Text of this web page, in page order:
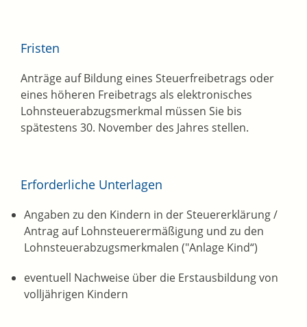
Fristen
Anträge auf Bildung eines Steuerfreibetrags oder
eines höheren Freibetrags als elektronisches
Lohnsteuerabzugsmerkmal müssen Sie bis
spätestens 30. November des Jahres stellen.
Erforderliche Unterlagen
Angaben zu den Kindern in der Steuererklärung /
Antrag auf Lohnsteuerermäßigung und zu den
Lohnsteuerabzugsmerkmalen ("Anlage Kind“)
eventuell Nachweise über die Erstausbildung von
volljährigen Kindern